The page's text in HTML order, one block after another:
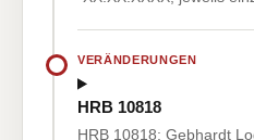
VERÄNDERUNGEN
HRB 10818
HRB 10818: Gebhardt